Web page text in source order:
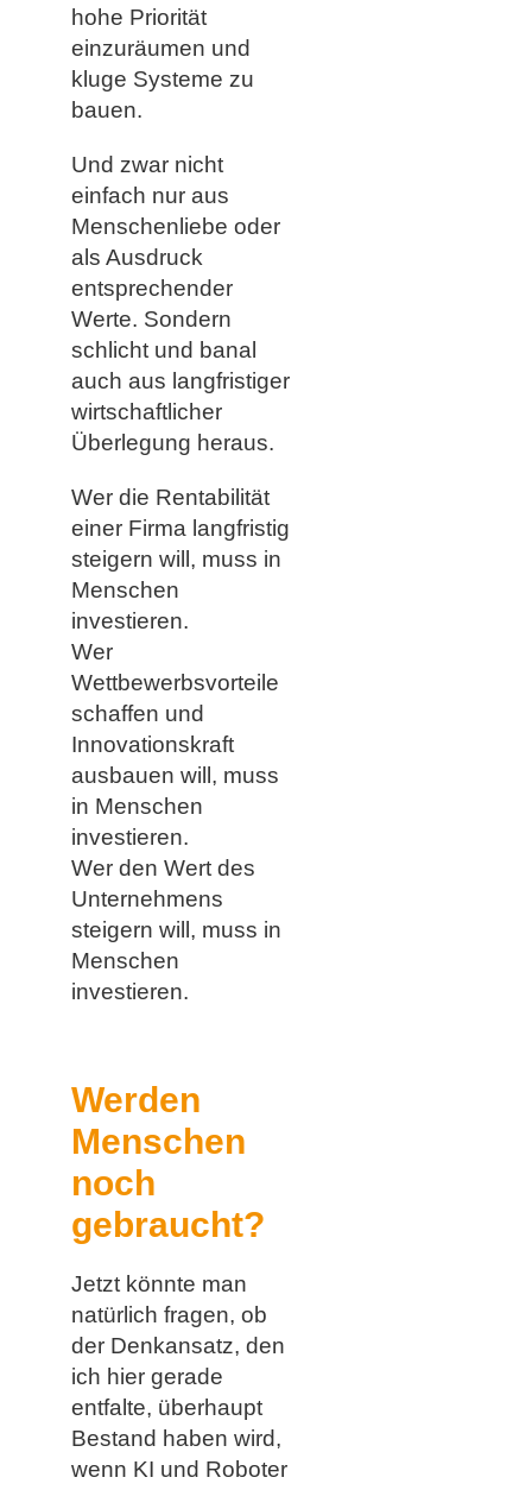
hohe Priorität
einzuräumen und
kluge Systeme zu
bauen.
Und zwar nicht
einfach nur aus
Menschenliebe oder
als Ausdruck
entsprechender
Werte. Sondern
schlicht und banal
auch aus langfristiger
wirtschaftlicher
Überlegung heraus.
Wer die Rentabilität
einer Firma langfristig
steigern will, muss in
Menschen
investieren.
Wer
Wettbewerbsvorteile
schaffen und
Innovationskraft
ausbauen will, muss
in Menschen
investieren.
Wer den Wert des
Unternehmens
steigern will, muss in
Menschen
investieren.
Werden
Menschen
noch
gebraucht?
Jetzt könnte man
natürlich fragen, ob
der Denkansatz, den
ich hier gerade
entfalte, überhaupt
Bestand haben wird,
wenn KI und Roboter